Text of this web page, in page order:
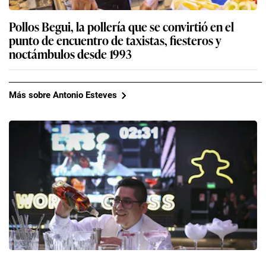
Pollos Begui, la pollería que se convirtió en el
punto de encuentro de taxistas, fiesteros y
noctámbulos desde 1993
Más sobre Antonio Esteves